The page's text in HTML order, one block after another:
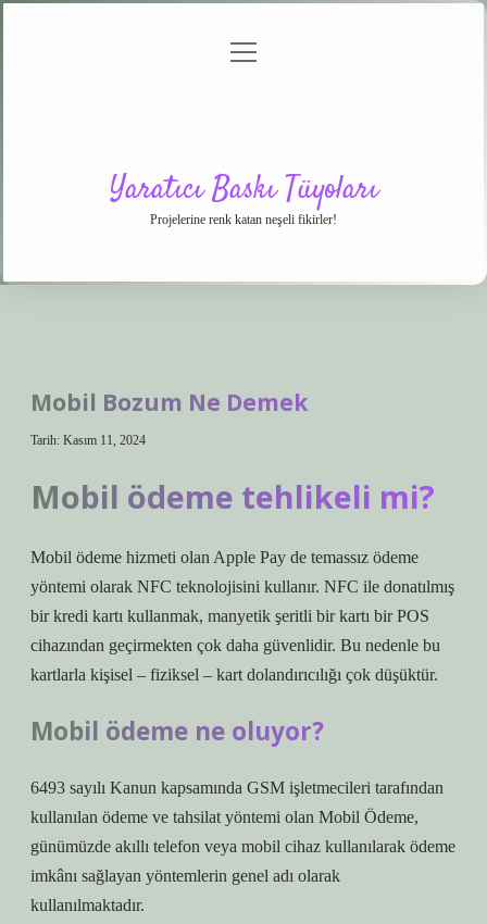
menüyü
Yaratıcı Baskı Tüyoları
Projelerine renk katan neşeli fikirler!
Mobil Bozum Ne Demek
Tarih: Kasım 11, 2024
Mobil ödeme tehlikeli mi?
Mobil ödeme hizmeti olan Apple Pay de temassız ödeme
yöntemi olarak NFC teknolojisini kullanır. NFC ile donatılmış
bir kredi kartı kullanmak, manyetik şeritli bir kartı bir POS
cihazından geçirmekten çok daha güvenlidir. Bu nedenle bu
kartlarla kişisel – fiziksel – kart dolandırıcılığı çok düşüktür.
Mobil ödeme ne oluyor?
6493 sayılı Kanun kapsamında GSM işletmecileri tarafından
kullanılan ödeme ve tahsilat yöntemi olan Mobil Ödeme,
günümüzde akıllı telefon veya mobil cihaz kullanılarak ödeme
imkânı sağlayan yöntemlerin genel adı olarak
kullanılmaktadır.